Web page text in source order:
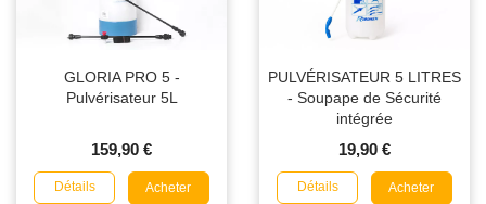
GLORIA PRO 5 -
Pulvérisateur 5L
159,90 €
Détails Acheter
PULVÉRISATEUR 5 LITRES
- Soupape de Sécurité
intégrée
19,90 €
Détails Acheter